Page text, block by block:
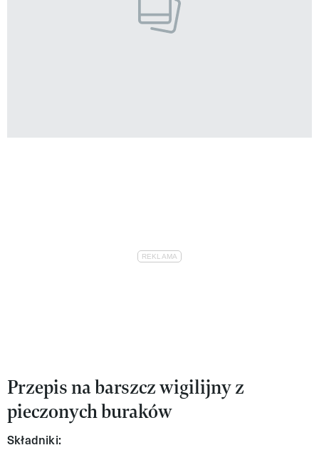
Przepis na barszcz wigilijny z
pieczonych buraków
Składniki: